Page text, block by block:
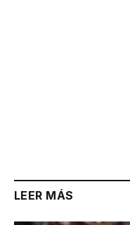
LEER MÁS